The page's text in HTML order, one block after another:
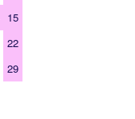
15
22
29